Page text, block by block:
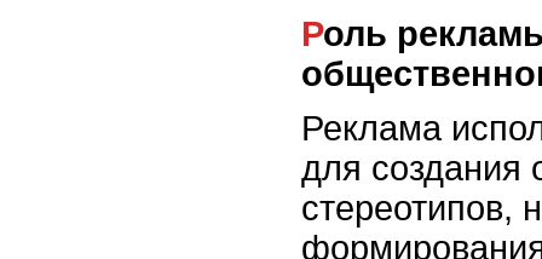
Роль рекламы в формировании
Реклама
для создания
стереотипов,